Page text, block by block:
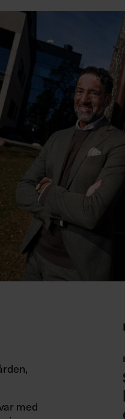
med